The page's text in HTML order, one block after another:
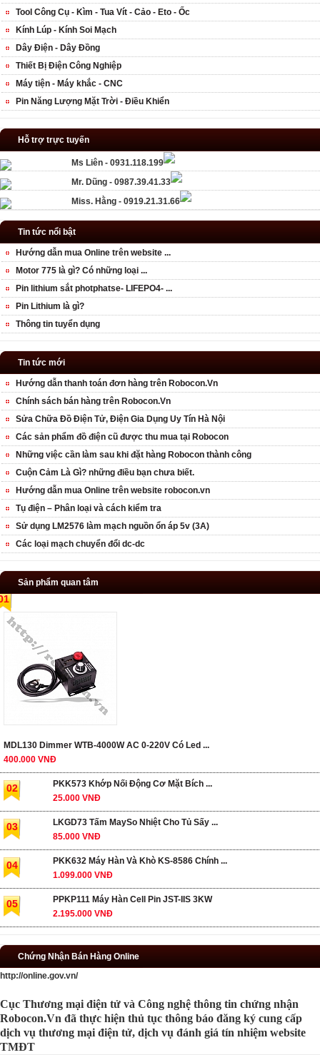
Tool Công Cụ - Kìm - Tua Vít - Cảo - Eto - Ốc
Kính Lúp - Kính Soi Mạch
Dây Điện - Dây Đồng
Thiết Bị Điện Công Nghiệp
Máy tiện - Máy khắc - CNC
Pin Năng Lượng Mặt Trời - Điều Khiển
Hỗ trợ trực tuyến
Ms Liên - 0931.118.199
Mr. Dũng - 0987.39.41.33
Miss. Hằng - 0919.21.31.66
Tin tức nổi bật
Hướng dẫn mua Online trên website ...
Motor 775 là gì? Có những loại ...
Pin lithium sắt photphatse- LIFEPO4- ...
Pin Lithium là gì?
Thông tin tuyển dụng
Tin tức mới
Hướng dẫn thanh toán đơn hàng trên Robocon.Vn
Chính sách bán hàng trên Robocon.Vn
Sửa Chữa Đồ Điện Tử, Điện Gia Dụng Uy Tín Hà Nội
Các sản phẩm đồ điện cũ được thu mua tại Robocon
Những việc cần làm sau khi đặt hàng Robocon thành công
Cuộn Cảm Là Gì? những điều bạn chưa biết.
Hướng dẫn mua Online trên website robocon.vn
Tụ điện – Phân loại và cách kiểm tra
Sử dụng LM2576 làm mạch nguồn ổn áp 5v (3A)
Các loại mạch chuyển đổi dc-dc
Sản phẩm quan tâm
MDL130 Dimmer WTB-4000W AC 0-220V Có Led ...
400.000 VNĐ
02
PKK573 Khớp Nối Động Cơ Mặt Bích ...
25.000 VNĐ
03
LKGD73 Tấm MaySo Nhiệt Cho Tủ Sấy ...
85.000 VNĐ
04
PKK632 Máy Hàn Và Khò KS-8586 Chính ...
1.099.000 VNĐ
05
PPKP111 Máy Hàn Cell Pin JST-IIS 3KW
2.195.000 VNĐ
Chứng Nhận Bán Hàng Online
http://online.gov.vn/
Cục Thương mại điện tử và Công nghệ thông tin chứng nhận
Robocon.Vn đã thực hiện thủ tục thông báo đăng ký cung cấp
dịch vụ thương mại điện tử, dịch vụ đánh giá tín nhiệm website
TMĐT